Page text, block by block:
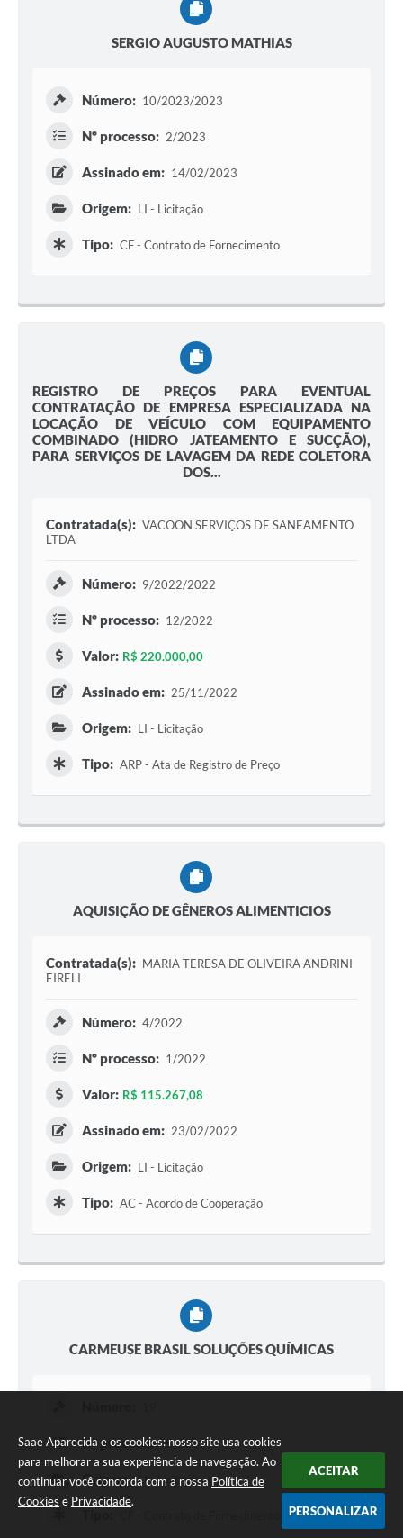
Saae Aparecida e os cookies: nosso site usa cookies
para melhorar a sua experiência de navegação. Ao
continuar você concorda com a nossa Política de
Cookies e Privacidade.
ACEITAR
PERSONALIZAR
SERGIO AUGUSTO MATHIAS
Número: 10/2023/2023
Nº processo: 2/2023
Assinado em: 14/02/2023
Origem: LI - Licitação
Tipo: CF - Contrato de Fornecimento
REGISTRO DE PREÇOS PARA EVENTUAL
CONTRATAÇÃO DE EMPRESA ESPECIALIZADA NA
LOCAÇÃO DE VEÍCULO COM EQUIPAMENTO
COMBINADO (HIDRO JATEAMENTO E SUCÇÃO),
PARA SERVIÇOS DE LAVAGEM DA REDE COLETORA
DOS...
Contratada(s): VACOON SERVIÇOS DE SANEAMENTO
LTDA
Número: 9/2022/2022
Nº processo: 12/2022
Valor: R$ 220.000,00
Assinado em: 25/11/2022
Origem: LI - Licitação
Tipo: ARP - Ata de Registro de Preço
AQUISIÇÃO DE GÊNEROS ALIMENTICIOS
Contratada(s): MARIA TERESA DE OLIVEIRA ANDRINI
EIRELI
Número: 4/2022
Nº processo: 1/2022
Valor: R$ 115.267,08
Assinado em: 23/02/2022
Origem: LI - Licitação
Tipo: AC - Acordo de Cooperação
CARMEUSE BRASIL SOLUÇÕES QUÍMICAS
Nº processo: 9/2021
Origem: LI - Licitação